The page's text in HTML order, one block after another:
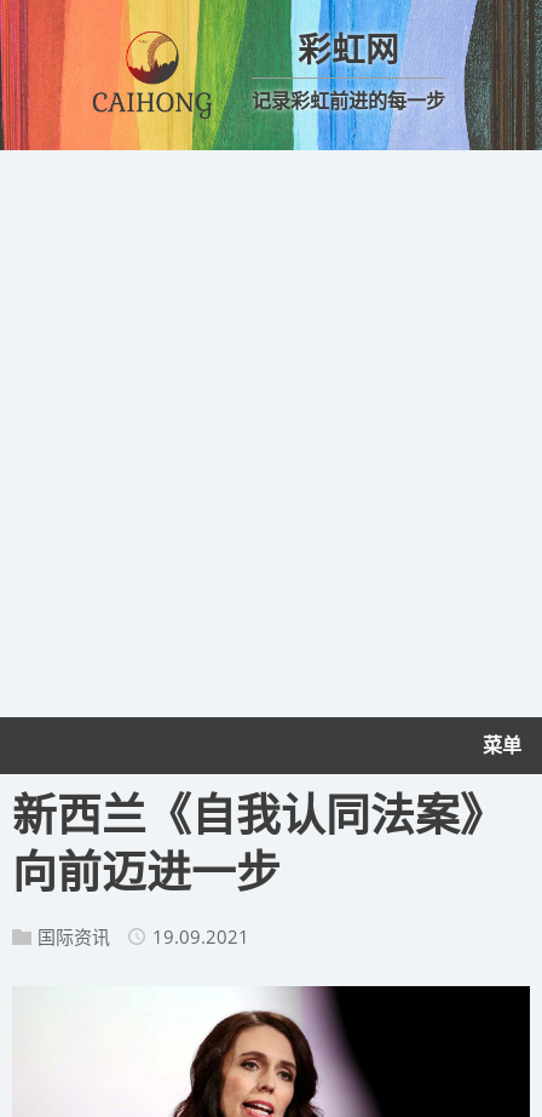
彩虹网
记录彩虹前进的每一步
菜单
新西兰《自我认同法案》
向前迈进一步
国际资讯 19.09.2021